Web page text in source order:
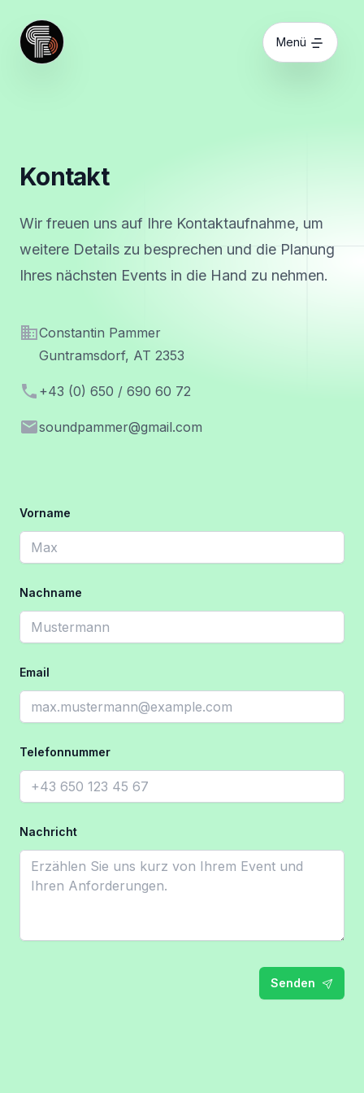
Menü
Kontakt
Wir freuen uns auf Ihre Kontaktaufnahme, um
weitere Details zu besprechen und die Planung
Ihres nächsten Events in die Hand zu nehmen.
Adresse
Constantin Pammer
Guntramsdorf, AT 2353
Telephone
+43 (0) 650 / 690 60 72
Emailsoundpammer@gmail.com
Vorname
Nachname
Email
Telefonnummer
Nachricht
Senden